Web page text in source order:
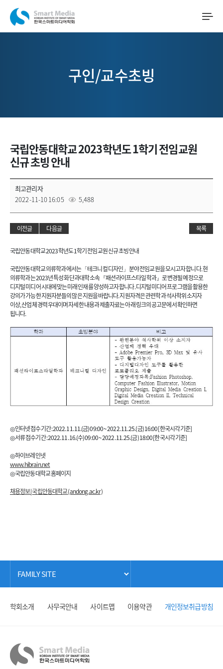
구인/교수초빙
국립안동대학교 2023학년도 1학기 전임교원
신규 초빙 안내
최고관리자
2022-11-10 16:05
5,488
이전글 다음글 목록
국립안동대학교 2023학년도 1학기 전임교원 신규 초빙 안내
국립안동대학교 의류학과에서는 「테크니컬 디자인」 분야 전임교원을 모시고자 합니다. 현
의류학과는 2023년 특성화 단과대학 소속 『패션라이프스타일학과』로 변경될 예정으로
디지털 미디어 시대에 맞는 미래 인재를 양성하고자 합니다. 디지털 미디어 프로그램을 활용한
강의가 가능한 지원자분들의 많은 지원을 바랍니다. 지원자격은 관련학과 석사학위 소지자
이상, 산업체 경력 우대이며 자세한 내용과 제출자료는 아래 링크의 공고문에서 확인하면
됩니다.
◎ 인터넷 접수기간 : 2022. 11. 11.(금) 09:00 ~ 2022. 11. 25.(금) 16:00 [한국시각기준]
◎ 서류 접수기간 : 2022. 11. 16.(수) 09:00 ~ 2022. 11. 25.(금) 18:00 [한국시각기준]
◎ 하이브레인넷
www.hibrain.net
◎ 국립안동대학교 홈페이지
채용정보|국립안동대학교(andong.ac.kr)
학회소개 사무국안내 사이트맵 이용약관 개인정보취급방침